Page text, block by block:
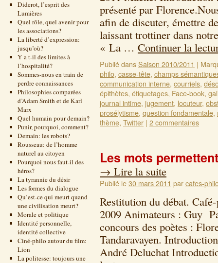
Diderot, l’esprit des
Lumières
Quel rôle, quel avenir pour
les associations?
La liberté d’expression:
jusqu’où?
Y a t-il des limites à
l’hospitalité?
Sommes-nous en train de
perdre connaissances
Philosophies comparées
d’Adam Smith et de Karl
Marx
Quel humain pour demain?
Punir, pourquoi, comment?
Demain: les robots?
Rousseau: de l’homme
naturel au citoyen
Pourquoi nous faut-il des
héros?
La tyrannie du désir
Les formes du dialogue
Qu’est-ce qui meurt quand
une civilisation meurt?
Morale et politique
Identité personnelle,
identité collective
Ciné-philo autour du film:
Lion
La politesse: toujours une
présenté par
afin de discuter, émettre
laissant trottiner dans
« La … Continuer la
Publié dansSaison 2010/2011 |
philo, casse-tête, champs
communication interne, courriels,
épithètes, étiquetages, Face-book,
journal intime, jugement, locuteur,
prosélytisme, question fondamentale,
thème, Twitter | 2 commentaires
Les mots
→ Lire la suite
Publié le30 mars 2011 parcafes-
Restitution du débat.
2009 Animateurs : Guy
concours des poètes :
Tandaravayen.
André Deluchat